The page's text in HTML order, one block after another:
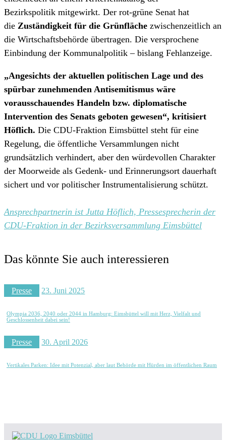
Bezirkspolitik mitgewirkt. Der rot-grüne Senat hat
die Zuständigkeit für die Grünfläche zwischenzeitlich an
die Wirtschaftsbehörde übertragen. Die versprochene
Einbindung der Kommunalpolitik – bislang Fehlanzeige.
„Angesichts der aktuellen politischen Lage und des
spürbar zunehmenden Antisemitismus wäre
vorausschauendes Handeln bzw. diplomatische
Intervention des Senats geboten gewesen“, kritisiert
Höflich. Die CDU-Fraktion Eimsbüttel steht für eine
Regelung, die öffentliche Versammlungen nicht
grundsätzlich verhindert, aber den würdevollen Charakter
der Moorweide als Gedenk- und Erinnerungsort dauerhaft
sichert und vor politischer Instrumentalisierung schützt.
Ansprechpartnerin ist Jutta Höflich, Pressesprecherin der
CDU-Fraktion in der Bezirksversammlung Eimsbüttel
Das könnte Sie auch interessieren
Presse 23. Juni 2025
Olympia 2036, 2040 oder 2044 in Hamburg: Eimsbüttel will mit Herz, Vielfalt und
Geschlossenheit dabei sein!
Presse 30. April 2026
Vertikales Parken: Idee mit Potenzial, aber laut Behörde mit Hürden im öffentlichen Raum